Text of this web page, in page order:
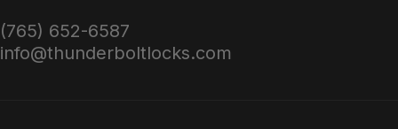
(765) 652-6587
info@thunderboltlocks.com